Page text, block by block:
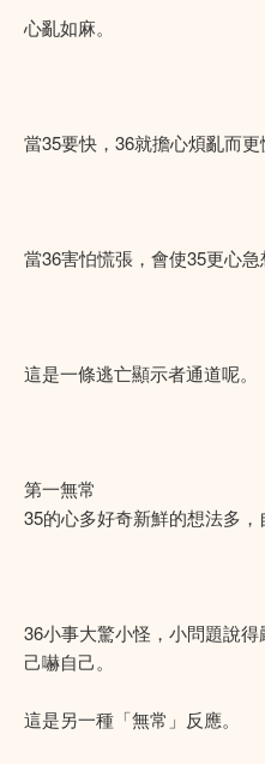
心亂如麻。
當35要快，36就擔心煩亂而更
當36害怕慌張，會使35更心急
這是一條逃亡顯示者通道呢。
第一無常
35的心多好奇新鮮的想法多，
36小事大驚小怪，小問題說
己嚇自己。
這是另一種「無常」反應。